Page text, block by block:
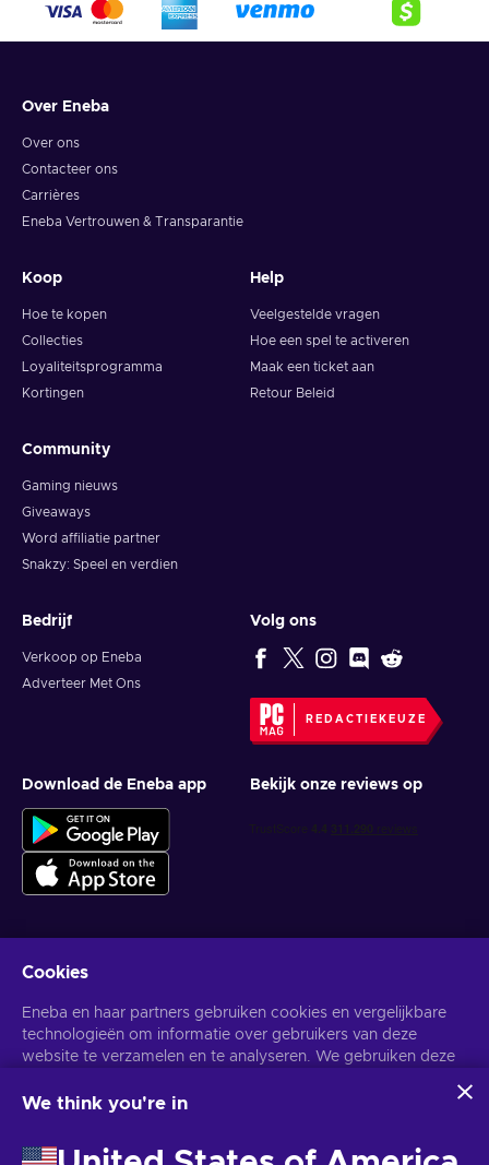
Over Eneba
Over ons
Contacteer ons
Carrières
Eneba Vertrouwen & Transparantie
Koop
Hoe te kopen
Collecties
Loyaliteitsprogramma
Kortingen
Help
Veelgestelde vragen
Hoe een spel te activeren
Maak een ticket aan
Retour Beleid
Community
Gaming nieuws
Giveaways
Word affiliatie partner
Snakzy: Speel en verdien
Bedrijf
Verkoop op Eneba
Adverteer Met Ons
Volg ons
REDACTIEKEUZE
Download de Eneba app Bekijk onze reviews op
Krijg gepersonaliseerde gameaanbiedingen
Abonneer
U kunt zich op elk gewenst moment afmelden. Bezoek dePrivacy
Cookies
Eneba en haar partners gebruiken cookies en vergelijkbare
technologieën om informatie over gebruikers van deze
website te verzamelen en te analyseren. We gebruiken deze
de site te verbeteren. Uw persoonlijke gegevens kunnen ook
Door op 'Alles accepteren' te klikken, geef je toestemming
We think you're in